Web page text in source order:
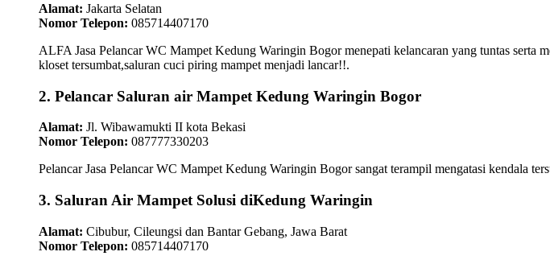
Alamat: Jakarta Selatan
Nomor Telepon: 085714407170
ALFA Jasa Pelancar WC Mampet Kedung Waringin Bogor menepati kelancaran yang tuntas serta
kloset tersumbat,saluran cuci piring mampet menjadi lancar!!.
2. Pelancar Saluran air Mampet Kedung Waringin Bogor
Alamat: Jl. Wibawamukti II kota Bekasi
Nomor Telepon: 087777330203
Pelancar Jasa Pelancar WC Mampet Kedung Waringin Bogor sangat terampil mengatasi kendala
3. Saluran Air Mampet Solusi diKedung Waringin
Alamat: Cibubur, Cileungsi dan Bantar Gebang, Jawa Barat
Nomor Telepon: 085714407170